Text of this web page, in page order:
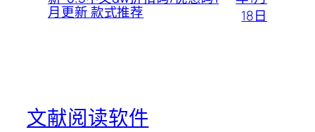
月更新 款式推荐
18日
文献阅读软件